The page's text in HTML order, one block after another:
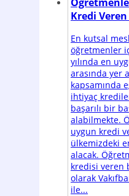
Kredi
En kutsal
öğretmenler
yılında en
arasında yer
kapsamında
ihtiyaç
başarılı bir
alabilmekte.
uygun kredi
ülkemizdeki
alacak.
kredisi veren
olarak
ile...